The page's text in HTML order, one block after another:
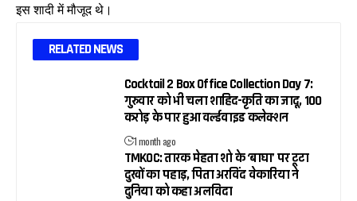
इस शादी में मौजूद थे।
RELATED NEWS
Cocktail 2 Box Office Collection Day 7:
गुरुवार को भी चला शाहिद-कृति का जादू, 100
करोड़ के पार हुआ वर्ल्डवाइड कलेक्शन
1 month ago
TMKOC: तारक मेहता शो के ‘बाघा’ पर टूटा
दुखों का पहाड़, पिता अरविंद वेकारिया ने
दुनिया को कहा अलविदा